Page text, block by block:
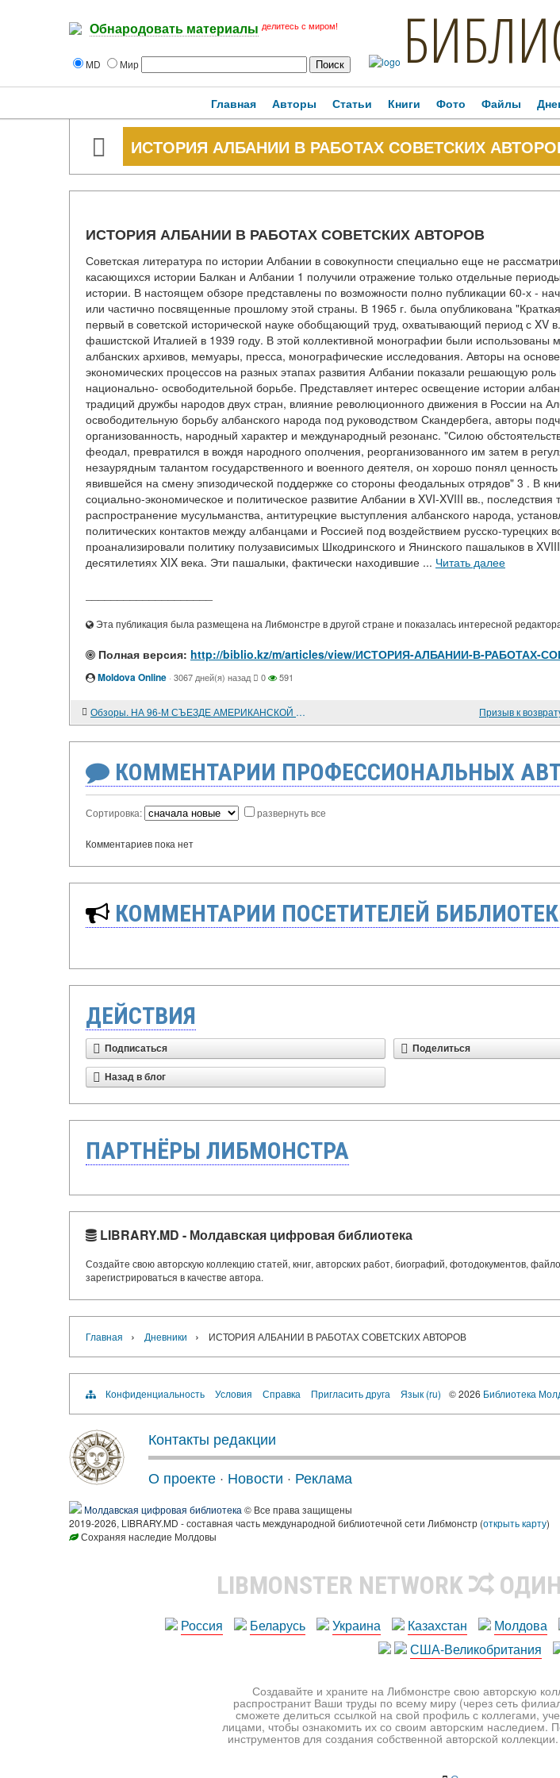
Обнародовать материалы делитесь с миром!
MD Мир
Главная Авторы Статьи Книги Фото Файлы
ИСТОРИЯ АЛБАНИИ В РАБОТАХ СОВЕТСКИХ
ИСТОРИЯ АЛБАНИИ В РАБОТАХ СОВЕТСКИХ АВТОРОВ
Советская литература по истории Албании в совокупности специально еще не
касающихся истории Балкан и Албании 1 получили отражение только отдельные
истории. В настоящем обзоре представлены по возможности полно публикации 60-х -
или частично посвященные прошлому этой страны. В 1965 г. была опубликована
первый в советской исторической науке обобщающий труд, охватывающий период с XV
фашистской Италией в 1939 году. В этой коллективной монографии были использованы
албанских архивов, мемуары, пресса, монографические исследования. Авторы на
экономических процессов на разных этапах развития Албании показали решающую
национально- освободительной борьбе. Представляет интерес освещение истории
традиций дружбы народов двух стран, влияние революционного движения в России на
освободительную борьбу албанского народа под руководством Скандербега, авторы
организованность, народный характер и международный резонанс. "Силою
феодал, превратился в вождя народного ополчения, реорганизованного им затем в
незаурядным талантом государственного и военного деятеля, он хорошо понял
явившейся на смену эпизодической поддержке со стороны феодальных отрядов" 3 . В
социально-экономическое и политическое развитие Албании в XVI-XVIII вв., последствия
распространение мусульманства, антитурецкие выступления албанского народа,
политических контактов между албанцами и Россией под воздействием русско-турецких
проанализировали политику полузависимых Шкодринского и Янинского пашалыков в
десятилетиях XIX века. Эти пашалыки, фактически находившие ... Читать далее
Эта публикация была размещена на Либмонстре в другой стране и показалась интересной
Полная версия: http://biblio.kz/m/articles/view/ИСТОРИЯ-АЛБАНИИ-В-РАБОТАХ-
Moldova Online · 3067 дней(я) назад 0 591
Обзоры. НА 96-М СЪЕЗДЕ АМЕРИКАНСКОЙ ИСТОРИЧЕСКОЙ АССОЦИАЦИИ Призыв к
КОММЕНТАРИИ ПРОФЕССИОНАЛЬНЫХ
Сортировка: развернуть все
Комментариев пока нет
КОММЕНТАРИИ ПОСЕТИТЕЛЕЙ
ДЕЙСТВИЯ
Подписаться Поделиться
Назад в блог
ПАРТНЁРЫ ЛИБМОНСТРА
LIBRARY.MD - Молдавская цифровая библиотека
Создайте свою авторскую коллекцию статей, книг, авторских работ, биографий, фотодокументов,
зарегистрироваться в качестве автора.
Главная › Дневники › ИСТОРИЯ АЛБАНИИ В РАБОТАХ СОВЕТСКИХ АВТОРОВ
Конфиденциальность Условия Справка Пригласить друга Язык (ru) © 2026 Библиотека
Контакты редакции
О проекте · Новости · Реклама
Молдавская цифровая библиотека © Все права защищены
2019-2026, LIBRARY.MD - составная часть международной библиотечной сети Либмонстр (открыть карту)
Сохраняя наследие Молдовы
LIBMONSTER NETWORK
Россия Беларусь Украина Казахстан Молдова
США-Великобритания
Создавайте и храните на Либмонстре свою авторскую
распространит Ваши труды по всему миру (через сеть
сможете делиться ссылкой на свой профиль с коллегами,
лицами, чтобы ознакомить их со своим авторским
инструментов для создания собственной авторской